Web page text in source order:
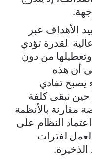
الأهداف عبر
القدرة تؤدي
وتعطيلها من دون
أن هذه
يصبح تفادي
حين تبقى كلفة
مقارنة بالأنظمة
اعتماد النظام على
لفترات